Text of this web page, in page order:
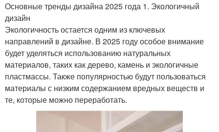
Основные тренды дизайна 2025 года 1. Экологичный
дизайн
Экологичность остается одним из ключевых
направлений в дизайне. В 2025 году особое внимание
будет уделяться использованию натуральных
материалов, таких как дерево, камень и экологичные
пластмассы. Также популярностью будут пользоваться
материалы с низким содержанием вредных веществ и
те, которые можно переработать.